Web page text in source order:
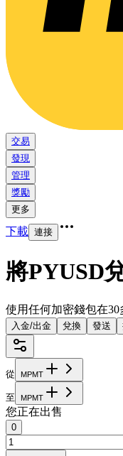
交易
發現
管理
獎勵
更多
下載 連接
將PYUSD
使用任何加密錢包在30
入金/出金 兌換 發送
從 MPMT
至 MPMT
您正在出售
0